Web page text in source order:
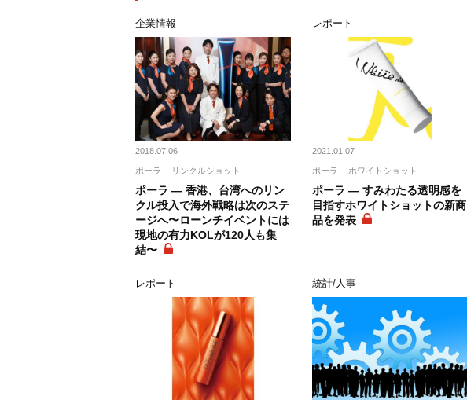
企業情報
2018.07.06
ポーラ リンクルショット
ポーラ ― 香港、台湾へのリン
クル投入で海外戦略は次のステ
ージへ〜ローンチイベントには
現地の有力KOLが120人も集
結〜
レポート
2021.01.07
ポーラ ホワイトショット
ポーラ ― すみわたる透明感を
目指すホワイトショットの新商
品を発表
レポート 統計/人事